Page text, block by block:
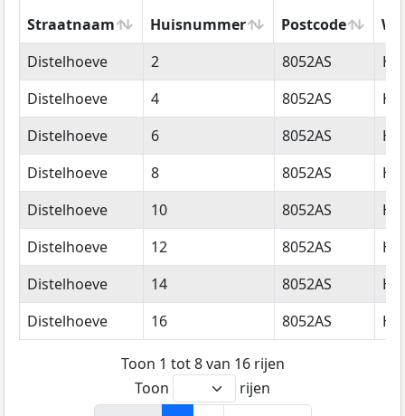
Straatnaam Huisnummer Postcode
Straatnaam
Huisnummer Postcode
Distelhoeve 2 8052AS
Distelhoeve
4 8052AS
Distelhoeve
6 8052AS
Distelhoeve
8 8052AS
Distelhoeve
10 8052AS
Distelhoeve
12 8052AS
Distelhoeve
14 8052AS
Distelhoeve
16 8052AS
Toon 1 tot 8 van 16 rijen
Toon
rijen